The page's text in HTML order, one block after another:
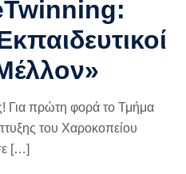
Για πρώτη φορά το Τμήμα
του Χαροκοπείου
[…]